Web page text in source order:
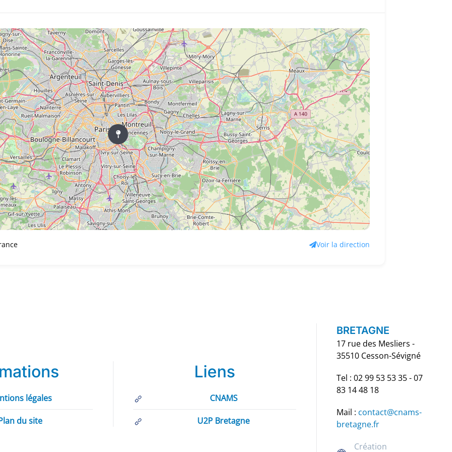
Voir la direction
légales
du site
Liens
CNAMS
U2P Bretagne
BRETAGNE
17 rue des Mesliers -
35510 Cesson-Sévigné
Tel : 02 99 53 53 35 - 07
83 14 48 18
Mail : contact@cnams-
bretagne.fr
Création